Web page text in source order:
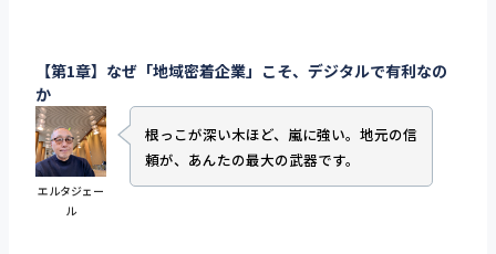
【第1章】なぜ「地域密着企業」こそ、デジタルで有利なの
か
エルタジェー
ル
根っこが深い木ほど、嵐に強い。地元の信
頼が、あんたの最大の武器です。